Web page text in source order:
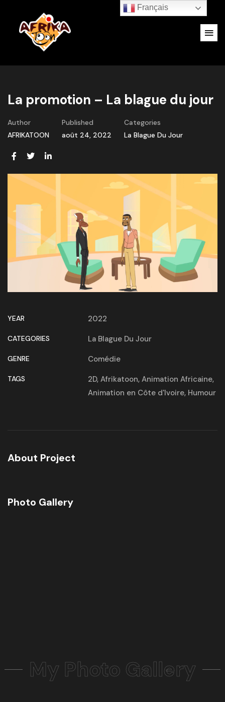
La promotion – La blague du jour
Author
AFRIKATOON
Published
août 24, 2022
Categories
La Blague Du Jour
YEAR 2022
CATEGORIES La Blague Du Jour
GENRE Comédie
TAGS 2D, Afrikatoon, Animation Africaine,
Animation en Côte d'Ivoire, Humour
About Project
Photo Gallery
My Photo Gallery
Français